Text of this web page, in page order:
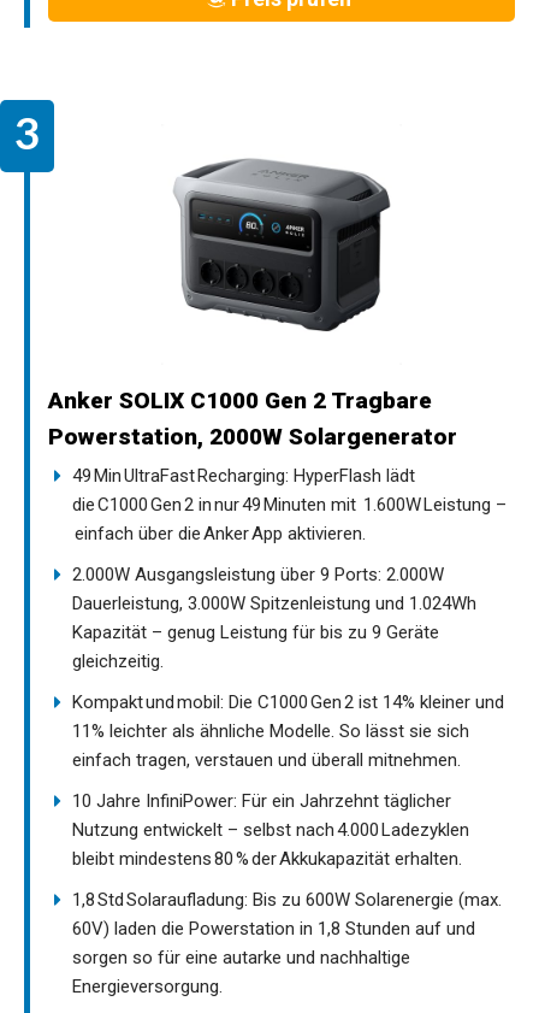
Anker SOLIX C1000 Gen 2 Tragbare
Powerstation, 2000W Solargenerator
49 Min UltraFast Recharging: HyperFlash lädt
die C1000 Gen 2 in nur 49 Minuten mit 1.600W Leistung –
einfach über die Anker App aktivieren.
2.000W Ausgangsleistung über 9 Ports: 2.000W
Dauerleistung, 3.000W Spitzenleistung und 1.024Wh
Kapazität – genug Leistung für bis zu 9 Geräte
gleichzeitig.
Kompakt und mobil: Die C1000 Gen 2 ist 14% kleiner und
11% leichter als ähnliche Modelle. So lässt sie sich
einfach tragen, verstauen und überall mitnehmen.
10 Jahre InfiniPower: Für ein Jahrzehnt täglicher
Nutzung entwickelt – selbst nach 4.000 Ladezyklen
bleibt mindestens 80 % der Akkukapazität erhalten.
1,8 Std Solaraufladung: Bis zu 600W Solarenergie (max.
60V) laden die Powerstation in 1,8 Stunden auf und
sorgen so für eine autarke und nachhaltige
Energieversorgung.